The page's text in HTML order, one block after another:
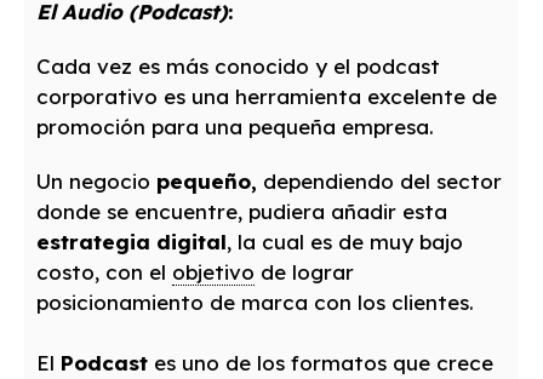
El Audio (Podcast):
Cada vez es más conocido y el podcast
corporativo es una herramienta excelente de
promoción para una pequeña empresa.
Un negocio pequeño, dependiendo del sector
donde se encuentre, pudiera añadir esta
estrategia digital, la cual es de muy bajo
costo, con el objetivo de lograr
posicionamiento de marca con los clientes.
El Podcast es uno de los formatos que crece